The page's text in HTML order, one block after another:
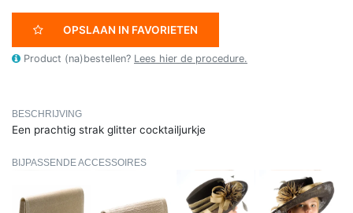
OPSLAAN IN FAVORIETEN
Product (na)bestellen? Lees hier de procedure.
BESCHRIJVING
Een prachtig strak glitter cocktailjurkje
BIJPASSENDE ACCESSOIRES